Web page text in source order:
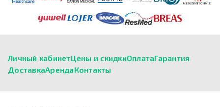
Личный кабинетЦены и скидкиОплатаГарантия
ДоставкаАрендаКонтакты